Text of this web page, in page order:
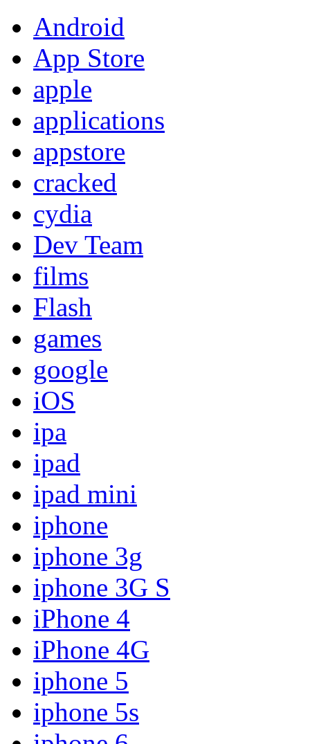
Android
App Store
apple
applications
appstore
cracked
cydia
Dev Team
films
Flash
games
google
iOS
ipa
ipad
ipad mini
iphone
iphone 3g
iphone 3G S
iPhone 4
iPhone 4G
iphone 5
iphone 5s